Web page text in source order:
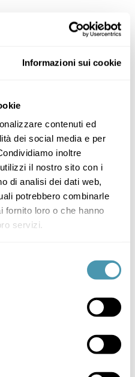
Informazioni sui cookie
contenuti ed
dei social media e per
inoltre
il nostro sito con i
di analisi dei dati web,
potrebbero combinarle
fornito loro o che hanno
servizi.